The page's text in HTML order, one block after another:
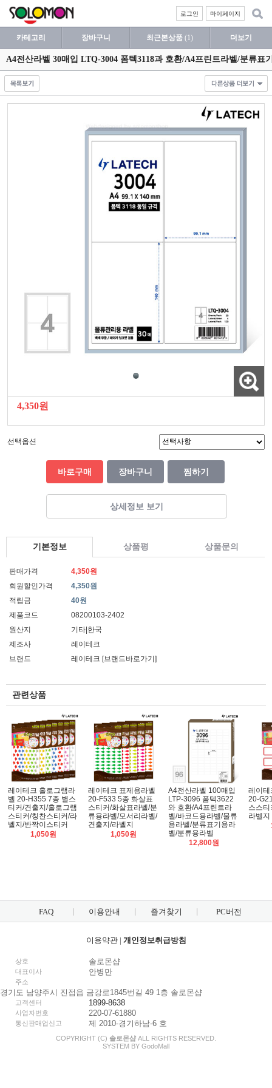
마이페이지
로그인
카테고리 장바구니 최근본상품 (1) 더보기
A4전산라벨 30매입 LTQ-3004 폼텍3118과 호환/A4프린트라벨/분류
4,350원
선택옵션
바로구매 장바구니 찜하기
상세정보 보기
기본정보 상품평 상품문의
판매가격
4,350원
회원할인가격
4,350원
적립금
40원
제품코드
08200103-2402
원산지
기타|한국
제조사
레이테크
브랜드
레이테크 [브랜드바로가기]
관련상품
레이테크 홀로그램라
벨 20-H355 7종 별스
티커/견출지/홀로그램
스티커/칭찬스티커/라
벨지/반짝이스티커
1,050원
레이테크 표제용라벨
20-F533 5종 화살표
스티커/화살표라벨/분
류용라벨/모서리라벨/
견출지/라벨지
1,050원
A4전산라벨 100매입
LTP-3096 폼텍3622
와 호환/A4프린트라
벨/바코드용라벨/물류
용라벨/분류표기용라
벨/분류용라벨
12,800원
레이테
20-
스스
라벨지
FAQ 이용안내 즐겨찾기 PC버전
이용약관| 개인정보취급방침
상호 솔로몬샵
대표이사 안병만
주소
경기도 남양주시 진접읍 금강로1845번길 49 1층 솔로몬샵
고객센터 1899-8638
사업자번호 220-07-61880
통신판매업신고 제 2010-경기하남-6 호
COPYRIGHT (C) 솔로몬샵 ALL RIGHTS RESERVED.
SYSTEM BY GodoMall